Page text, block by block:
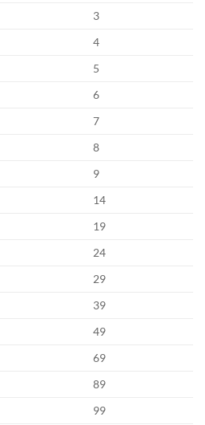
3
4
5
6
7
8
9
14
19
24
29
39
49
69
89
99